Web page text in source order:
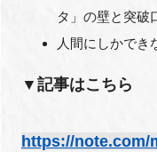
タ」の壁と突破
人間にしかでき
▼記事はこちら
https://note.com/